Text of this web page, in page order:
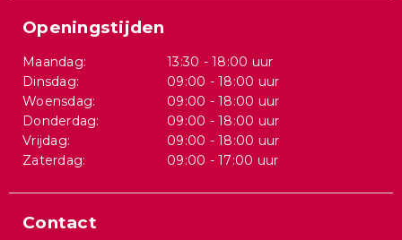
Openingstijden
Maandag:
13:30 - 18:00 uur
Dinsdag:
09:00 - 18:00 uur
Woensdag:
09:00 - 18:00 uur
Donderdag:
09:00 - 18:00 uur
Vrijdag:
09:00 - 18:00 uur
Zaterdag:
09:00 - 17:00 uur
Contact